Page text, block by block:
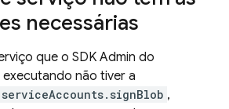
necessárias
que o SDK Admin do
executando não tiver a
,